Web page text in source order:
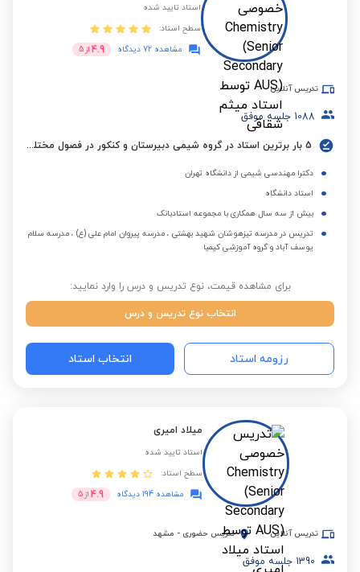
استاد تایید شده
سطح استاد:
مشاهده 72 دیدگاه
4.9 از 5
تدریس آنلاین
1088 جلسه موفق
5 بار برترین استاد در گروه شیمی دبیرستان و کنکور در فصول مختلف
دکترا مهندسی شیمی از دانشگاه تهران
استاد دانشگاه
بیش از سه سال همکاری با مجموعه استادبانک
تدریس در مدرسه تیزهوشان شهید بهشتی ، مدرسه پیروان امام علی (ع) ، مدرسه سلام
یوسف آباد و گروه آموزشی کیمیا
برای مشاهده قیمت، نوع تدریس و درس را وارد نمایید:
انتخاب نوع تدریس و درس
رزومه استاد انتخاب استاد
میلاد امیری
استاد تایید شده
سطح استاد:
مشاهده 194 دیدگاه
4.9 از 5
تدریس آنلاین تدریس حضوری - مشهد
1390 جلسه موفق